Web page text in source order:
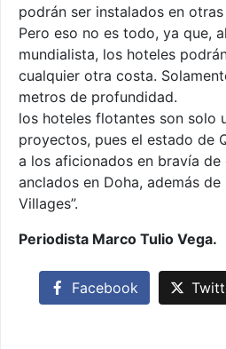
podrán ser instalados en
Pero eso no es todo, ya que,
mundialista, los hoteles
cualquier otra costa.
metros de profundidad.
los hoteles flotantes son solo
proyectos, pues el estado de
a los aficionados en bravía
anclados en Doha, además de
Villages”.
Periodista Marco Tulio Vega.
Facebook